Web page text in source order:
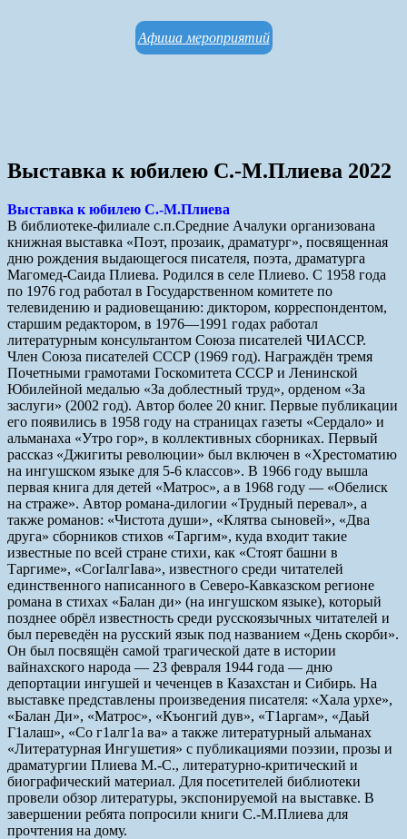
Афиша мероприятий
Выставка к юбилею С.-М.Плиева 2022
Выставка к юбилею С.-М.Плиева
В библиотеке-филиале с.п.Средние Ачалуки организована
книжная выставка «Поэт, прозаик, драматург», посвященная
дню рождения выдающегося писателя, поэта, драматурга
Магомед-Саида Плиева. Родился в селе Плиево. С 1958 года
по 1976 год работал в Государственном комитете по
телевидению и радиовещанию: диктором, корреспондентом,
старшим редактором, в 1976—1991 годах работал
литературным консультантом Союза писателей ЧИАССР.
Член Союза писателей СССР (1969 год). Награждён тремя
Почетными грамотами Госкомитета СССР и Ленинской
Юбилейной медалью «За доблестный труд», орденом «За
заслуги» (2002 год). Автор более 20 книг. Первые публикации
его появились в 1958 году на страницах газеты «Сердало» и
альманаха «Утро гор», в коллективных сборниках. Первый
рассказ «Джигиты революции» был включен в «Хрестоматию
на ингушском языке для 5-6 классов». В 1966 году вышла
первая книга для детей «Матрос», а в 1968 году — «Обелиск
на страже». Автор романа-дилогии «Трудный перевал», а
также романов: «Чистота души», «Клятва сыновей», «Два
друга» сборников стихов «Таргим», куда входит такие
известные по всей стране стихи, как «Стоят башни в
Таргиме», «СогӀалгӀава», известного среди читателей
единственного написанного в Северо-Кавказском регионе
романа в стихах «Балан ди» (на ингушском языке), который
позднее обрёл известность среди русскоязычных читателей и
был переведён на русский язык под названием «День скорби».
Он был посвящён самой трагической дате в истории
вайнахского народа — 23 февраля 1944 года — дню
депортации ингушей и чеченцев в Казахстан и Сибирь. На
выставке представлены произведения писателя: «Хала урхе»,
«Балан Ди», «Матрос», «Къонгий дув», «Т1аргам», «Даьй
Г1алаш», «Со г1алг1а ва» а также литературный альманах
«Литературная Ингушетия» с публикациями поэзии, прозы и
драматургии Плиева М.-С., литературно-критический и
биографический материал. Для посетителей библиотеки
провели обзор литературы, экспонируемой на выставке. В
завершении ребята попросили книги С.-М.Плиева для
прочтения на дому.